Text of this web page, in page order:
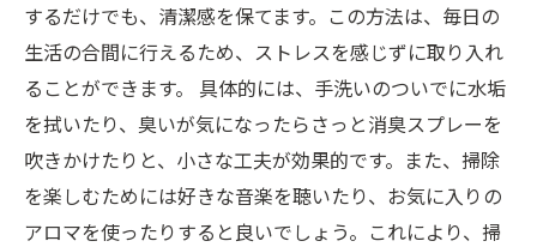
するだけでも、清潔感を保てます。この方法は、毎日の
生活の合間に行えるため、ストレスを感じずに取り入れ
ることができます。 具体的には、手洗いのついでに水垢
を拭いたり、臭いが気になったらさっと消臭スプレーを
吹きかけたりと、小さな工夫が効果的です。また、掃除
を楽しむためには好きな音楽を聴いたり、お気に入りの
アロマを使ったりすると良いでしょう。これにより、掃